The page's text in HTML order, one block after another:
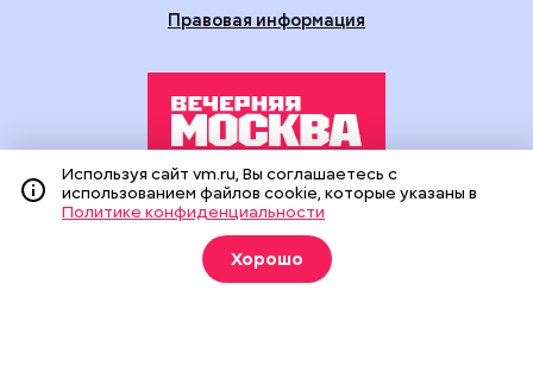
Правовая информация
Издание создано при финансовой поддержке Департамента
средств массовой информации и рекламы города Москвы.
На сайте применяются рекомендательные технологии
(информационные технологии предоставления информации
на основе сбора, систематизации и анализа сведений,
Используя сайт vm.ru, Вы соглашаетесь с
использованием файлов cookie, которые указаны в
Политике конфиденциальности
Хорошо